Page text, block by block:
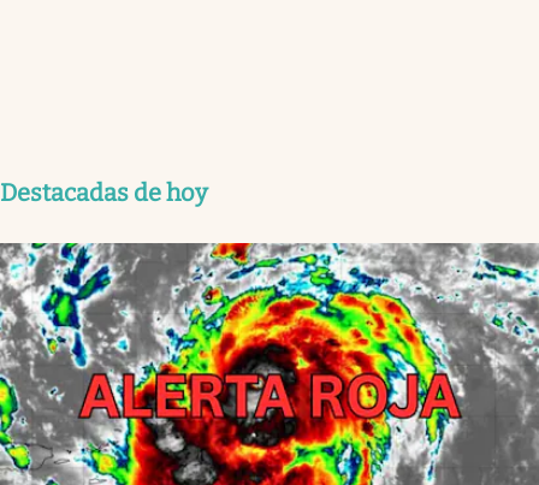
Destacadas de hoy